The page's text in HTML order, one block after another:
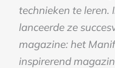
technieken te leren.
lanceerde ze
magazine: het
inspirerend